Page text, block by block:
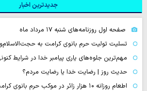
جدیدترین اخبار
صفحه اول روزنامه‌های شنبه ۱۷ مرداد ماه
تسلیت تولیت حرم بانوی کرامت به
مهم‌ترین جلوه‌های یاری پیامبر خدا در شرایط
حدیث روز | رضایت خدا یا رضایت مردم؟
اطعام روزانه ۱۰ هزار زائر در موکب حرم بانوی کرامت